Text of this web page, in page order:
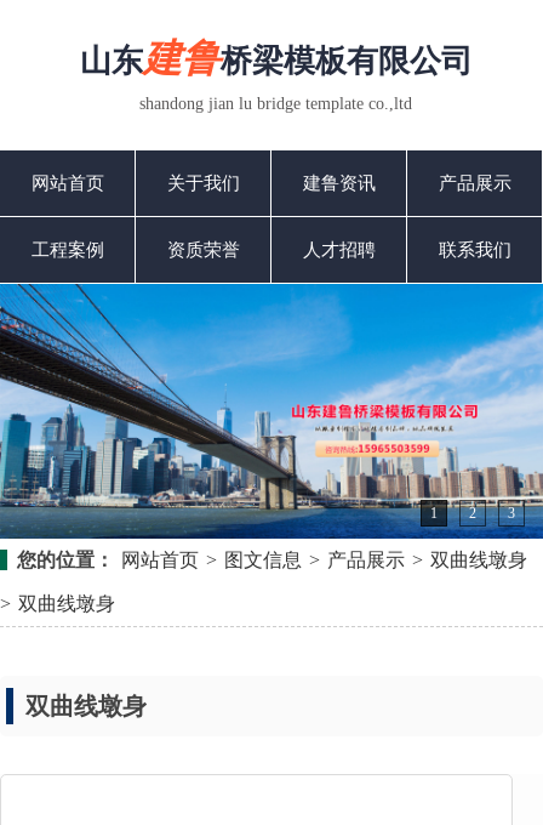
山东建鲁桥梁模板有限公司
shandong jian lu bridge template co.,ltd
网站首页 关于我们 建鲁资讯 产品展示
工程案例 资质荣誉 人才招聘 联系我们
1 2 3
您的位置： 网站首页 > 图文信息 > 产品展示 > 双曲线墩身
> 双曲线墩身
双曲线墩身